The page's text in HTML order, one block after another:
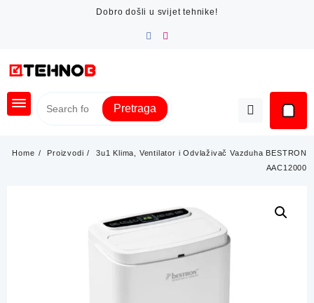
Dobro došli u svijet tehnike!
Pretraga
Home Proizvodi
3u1 Klima, Ventilator i Odvlaživač Vazduha BESTRON
AAC12000